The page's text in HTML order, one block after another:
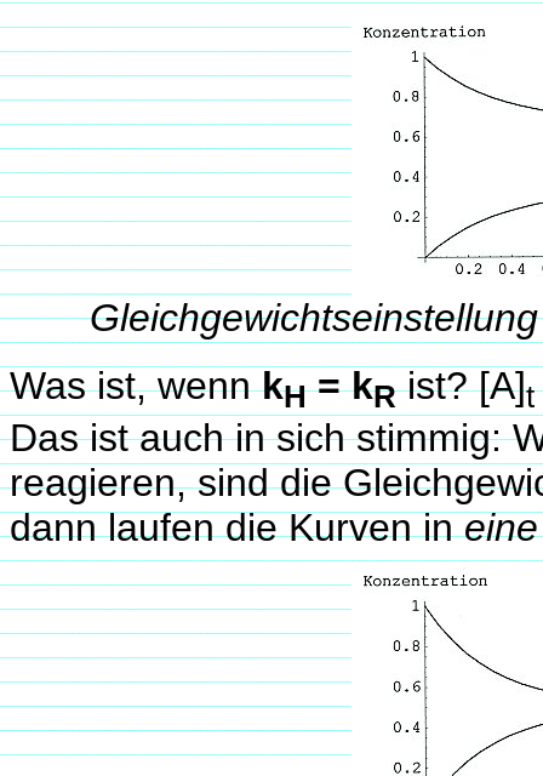
Was ist, wennkH= kRist? [A]t
Das ist auch in sich stimmig:
reagieren, sind die
dann laufen die Kurven ineine